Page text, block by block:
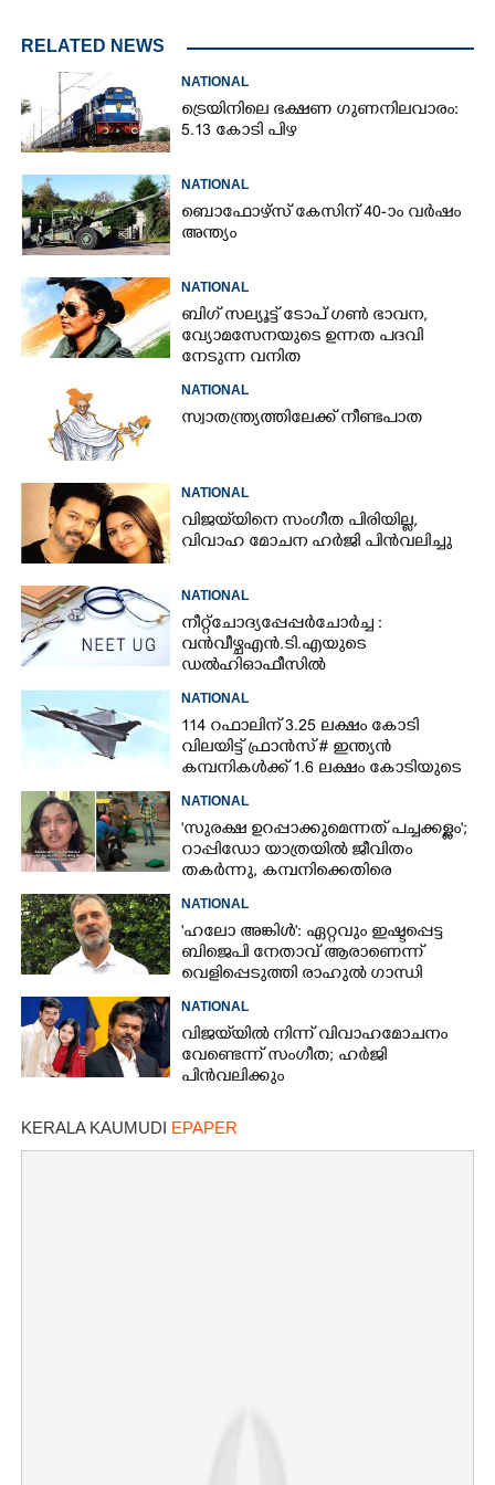
RELATED NEWS
NATIONAL
ട്രെയിനിലെ ഭക്ഷണ ഗുണനിലവാരം:
5.13 കോടി പിഴ
NATIONAL
ബൊഫോഴ്സ് കേസിന് 40-ാം വ‌ർഷം
അന്ത്യം
NATIONAL
ബിഗ് സല്യൂട്ട് ടോപ് ഗൺ ഭാവന,​
വ്യോമസേനയുടെ ഉന്നത പദവി
നേടുന്ന വനിത
NATIONAL
സ്വാതന്ത്ര്യത്തിലേക്ക് നീണ്ടപാത
NATIONAL
വിജയ്‌യിനെ സംഗീത പിരിയില്ല,
വിവാഹ മോചന ഹർജി പിൻവലിച്ചു
NATIONAL
നീറ്റ് ചോദ്യപ്പേപ്പർ ചോർച്ച :
വൻവീഴ്ച എൻ.ടി.എയുടെ
ഡൽഹി ഓഫീസിൽ
NATIONAL
114 റഫാലിന് 3.25 ലക്ഷം കോടി
വിലയിട്ട് ഫ്രാൻസ് # ഇന്ത്യൻ
കമ്പനികൾക്ക് 1.6 ലക്ഷം കോടിയുടെ
NATIONAL
'സുരക്ഷ ഉറപ്പാക്കുമെന്നത് പച്ചക്കള്ളം';
റാപ്പിഡോ യാത്രയിൽ ജീവിതം
തകർന്നു, കമ്പനിക്കെതിരെ
NATIONAL
'ഹലോ അങ്കിൾ': ഏറ്റവും ഇഷ്ടപ്പെട്ട
ബിജെപി നേതാവ് ആരാണെന്ന്
വെളിപ്പെടുത്തി രാഹുൽ ഗാന്ധി
NATIONAL
വിജയ്‌യിൽ നിന്ന് വിവാഹമോചനം
വേണ്ടെന്ന് സംഗീത; ഹർജി
പിൻവലിക്കും
KERALA KAUMUDI EPAPER